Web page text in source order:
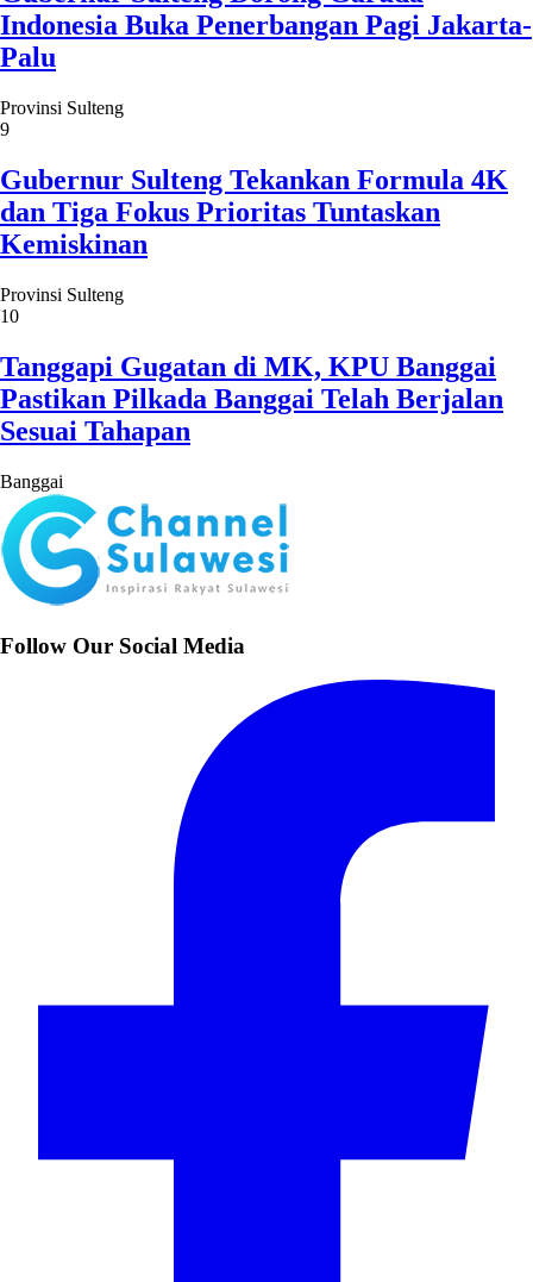
Indonesia Buka Penerbangan Pagi Jakarta-
Palu
Provinsi Sulteng
9
Gubernur Sulteng Tekankan Formula 4K
dan Tiga Fokus Prioritas Tuntaskan
Kemiskinan
Provinsi Sulteng
10
Tanggapi Gugatan di MK, KPU Banggai
Pastikan Pilkada Banggai Telah Berjalan
Sesuai Tahapan
Banggai
Follow Our Social Media